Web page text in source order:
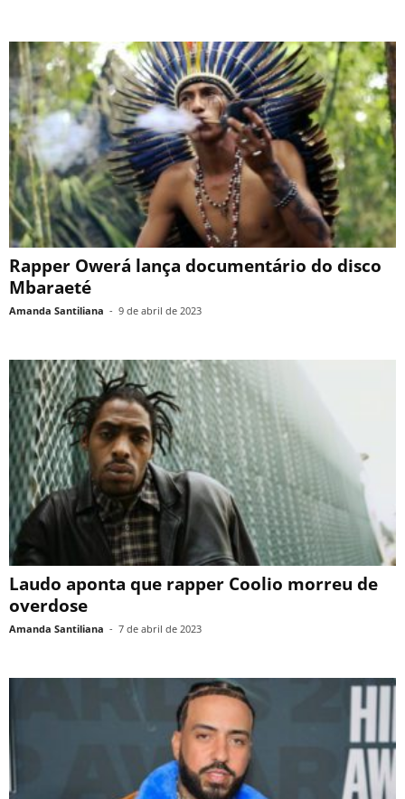
Rapper Owerá lança documentário do disco
Mbaraeté
Amanda Santiliana - 9 de abril de 2023
Laudo aponta que rapper Coolio morreu de
overdose
Amanda Santiliana - 7 de abril de 2023